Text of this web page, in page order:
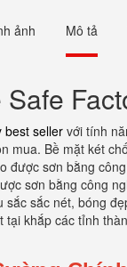
ảnh Mô tả
best sellervới tính
mua. Bề mặt két
được sơn bằng
sơn bằng công
sắc sắc nét, bóng
tại khắp các tỉnh